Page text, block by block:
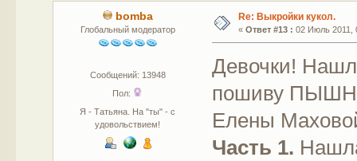
bomba
Глобальный модератор
Сообщений: 13948
Пол:
Я - Татьяна. На "ты" - с
удовольствием!
Re: Выкройки кукол.
« Ответ #13 : 02 Июль 2011,
Девочки!
пошиву
Елены
Часть 1.